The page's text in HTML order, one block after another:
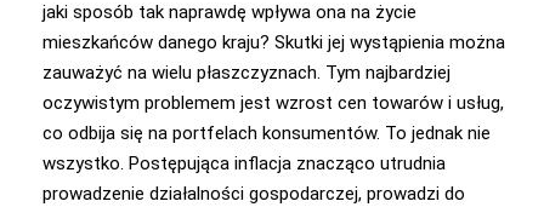
jaki sposób tak naprawdę wpływa ona na życie
mieszkańców danego kraju? Skutki jej wystąpienia można
zauważyć na wielu płaszczyznach. Tym najbardziej
oczywistym problemem jest wzrost cen towarów i usług,
co odbija się na portfelach konsumentów. To jednak nie
wszystko. Postępująca inflacja znacząco utrudnia
prowadzenie działalności gospodarczej, prowadzi do